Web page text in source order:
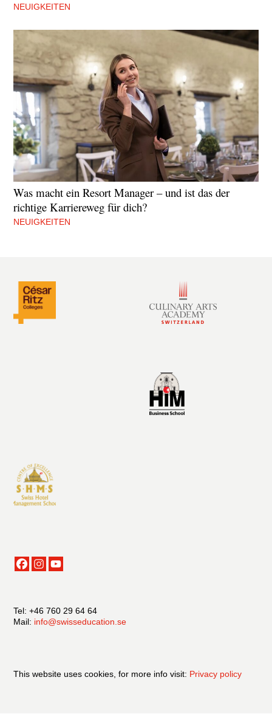
NEUIGKEITEN
Was macht ein Resort Manager – und ist das der
richtige Karriereweg für dich?
NEUIGKEITEN
Tel: +46 760 29 64 64
Mail: info@swisseducation.se
This website uses cookies, for more info visit: Privacy policy